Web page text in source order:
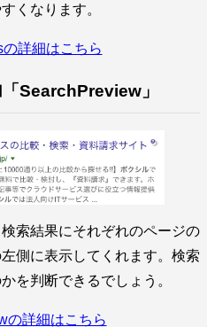
くなります。
詳細はこちら
SearchPreview」
索結果にそれぞれのページの
側に表示してくれます。検索
を判断できるでしょう。
の詳細はこちら